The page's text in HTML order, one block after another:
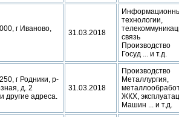
г Иваново,
31.03.2018
технологии,
связь
Производство
Госуд ... и т.д.
г Родники, р-
д. 2
другие адреса.
31.03.2018
Производство
Металлургия,
ЖКХ,
Машин ... и т.д.